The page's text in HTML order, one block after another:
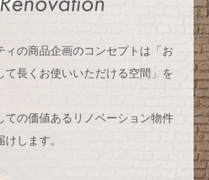
ィの商品企画のコンセプトは「お
て長くお使いいただける空間」を
ての価値あるリノベーション物件
します。